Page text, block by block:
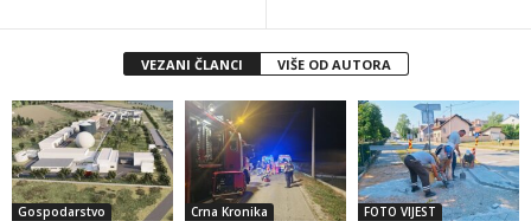
VEZANI ČLANCI VIŠE OD AUTORA
Gospodarstvo Crna Kronika FOTO VIJEST